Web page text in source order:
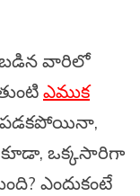
వారిలో
ఎముక
పడకపోయినా,
ఒక్కసారిగా
ఎందుకంటే